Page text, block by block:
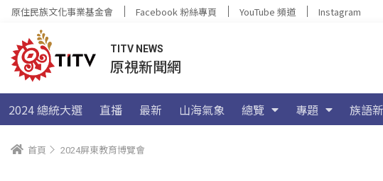
原住民族文化事業基金會 Facebook 粉絲專頁 YouTube 頻道 Instagram
TITV NEWS
原視新聞網
2024 總統大選 直播 最新 山海氣象 總覽 專題 族語
首頁 2024屏東教育博覽會